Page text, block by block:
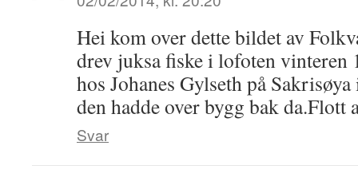
Hei kom over dette bildet av
drev juksa fiske i lofoten vinteren
hos Johanes Gylseth på
den hadde over bygg bak da.Flott
Svar